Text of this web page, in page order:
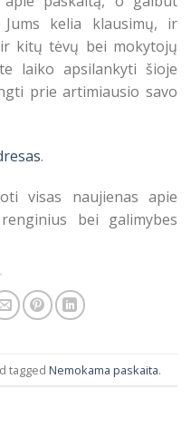
kelia klausimų, ir
kitų tėvų bei mokytojų
laiko apsilankyti šioje
prie artimiausio savo
.
visas naujienas apie
bei galimybes
tagged Nemokama paskaita.